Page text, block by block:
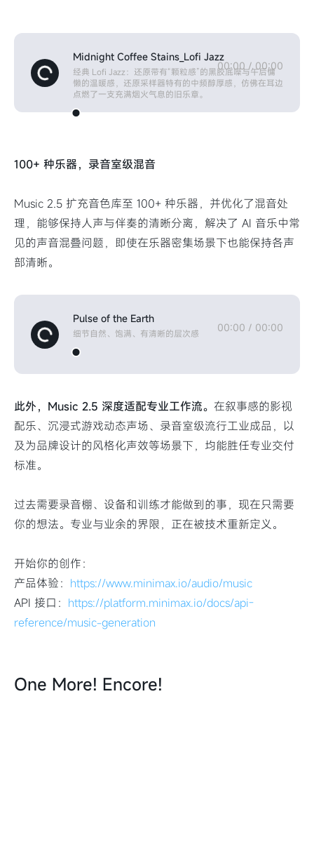
Midnight Coffee Stains_Lofi Jazz
经典 Lofi Jazz：还原带有“颗粒感”的黑胶底噪与午后慵
懒的温暖感，还原采样器特有的中频醇厚感，仿佛在耳边
点燃了一支充满烟火气息的旧乐章。
00:00 / 00:00
100+ 种乐器，录音室级混音
Music 2.5 扩充音色库至 100+ 种乐器，并优化了混音处
理，能够保持人声与伴奏的清晰分离，解决了 AI 音乐中常
见的声音混叠问题，即使在乐器密集场景下也能保持各声
部清晰。
Pulse of the Earth
细节自然、饱满、有清晰的层次感 00:00 / 00:00
此外，Music 2.5 深度适配专业工作流。 在叙事感的影视
配乐、沉浸式游戏动态声场、录音室级流行工业成品，以
及为品牌设计的风格化声效等场景下，均能胜任专业交付
标准。
过去需要录音棚、设备和训练才能做到的事，现在只需要
你的想法。专业与业余的界限，正在被技术重新定义。
开始你的创作：
产品体验： https://www.minimax.io/audio/music
API 接口： https://platform.minimax.io/docs/api-
reference/music-generation
One More! Encore!